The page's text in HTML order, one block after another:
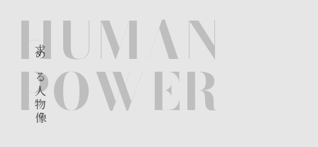
HUMAN
POWER
求める人物像